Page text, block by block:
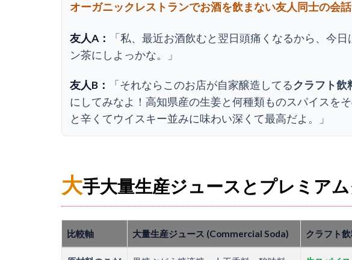
オーガニックレストランでお酒を飲まない友人同士の会話
友人A：
「私、最近お酒飲むと翌日頭痛くなるから、今
ン茶にしよっかな。」
友人B： 「それならこのお店が自家醸造してるクラフト飲
にしてみなよ！高知県産の生姜と何種類ものスパイスを
と辛くてウイスキー並みに味わい深くて最高だよ。」
大手大量生産ジュースとプレミア
比較軸 大量生産ジュース (Commercial Soda) クラフト